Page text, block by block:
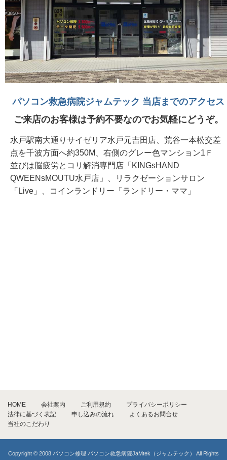
パソコン救急病院ジャムテック 当店までのアクセス
ご来店のお客様は予約不要なのでお気軽にどうぞ。
水戸駅南大通りサイゼリア水戸元吉田店、荒谷一本松交差
点を千波方面へ約350M、右側のグレー色マンション1Ｆ
並びは脳疲労とコリ解消専門店「KINGsHAND
QWEENsMOUTU水戸店」、リラクゼーションサロン
「Live」、コインランドリー「ランドリー・ママ」
HOME 会社案内 ご利用規約
プライバシーポリシー
法律に基づく表記
申し込みの流れ
よくあるお問合せ
当社のこだわり
Copyright © 2008 パソコン修理 パソコン救急病院JaMtek（ジャムテック） All Rights